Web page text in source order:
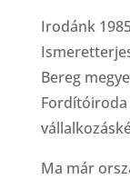
Irodánk
Bereg
Ma már